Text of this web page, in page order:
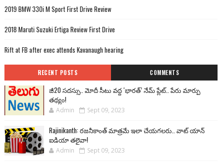
2019 BMW 330i M Sport First Drive Review
2018 Maruti Suzuki Ertiga Review First Drive
Rift at FB after exec attends Kavanaugh hearing
RECENT POSTS COMMENTS
జీ20 సదస్సు.. మోదీ సీటు వద్ద ‘భారత్’ నేమ్ ప్లేట్‌.. పేరు మార్పు
తథ్యం!
Admin Sept 09, 2023
Rajinikanth: రజనీకాంత్ మాత్రమే ఇలా చేయగలరు.. వాట్ యాన్
ఐడియా తలైవా!
Admin Sept 09, 2023